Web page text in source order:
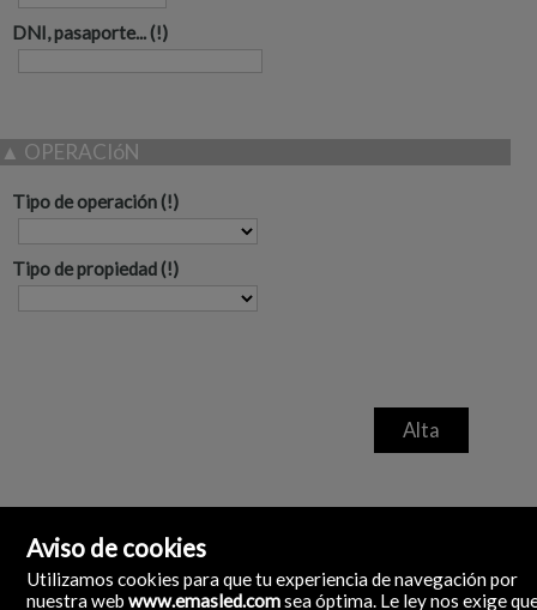
DNI, pasaporte...
▲ OPERACIóN
Tipo de operación
Tipo de propiedad
Aviso de cookies
Utilizamos cookies para que tu experiencia de navegación por
nuestra webwww.emasled.comsea óptima. Le ley nos exige